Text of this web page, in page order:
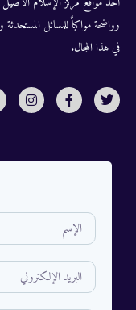
وواضحة مواكباً للمسائل
في هذا المجال.